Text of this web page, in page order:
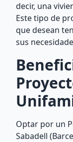
decir, una
Este tipo de
que desean
sus
Optar por un
Sabadell